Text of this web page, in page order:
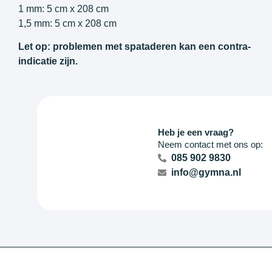
1 mm: 5 cm x 208 cm
1,5 mm: 5 cm x 208 cm
Let op: problemen met spataderen kan een contra-
indicatie zijn.
Heb je een vraag?
Neem contact met ons op:
085 902 9830
info@gymna.nl